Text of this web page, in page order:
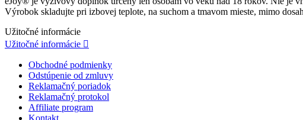
Výrobok skladujte pri izbovej teplote, na suchom a tmavom mieste, mimo
Užitočné informácie
Užitočné informácie 
Obchodné podmienky
Odstúpenie od zmluvy
Reklamačný poriadok
Reklamačný protokol
Affiliate program
Kontakt